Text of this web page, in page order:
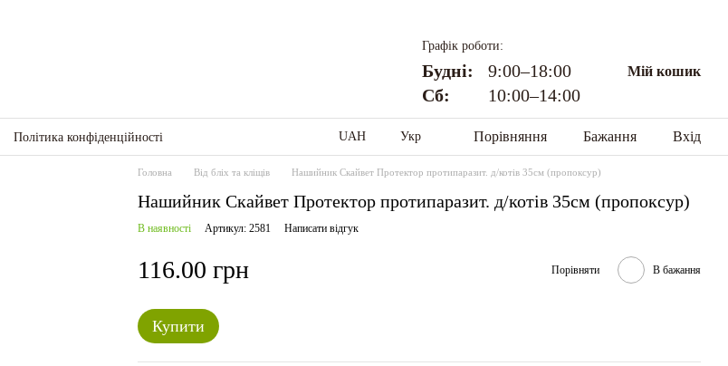
Графік роботи:
Будні:
9:00–18:00
Сб:
10:00–14:00
Мій кошик
Політика конфіденційності
UAH Укр Порівняння Бажання Вхід
Головна Від бліх та кліщів Нашийник Скайвет Протектор протипаразит. д/котів 35см (пропоксур)
Нашийник Скайвет Протектор протипаразит. д/котів 35см (пропоксур)
В наявності Артикул: 2581 Написати відгук
116.00 грн Порівняти В бажання
Купити